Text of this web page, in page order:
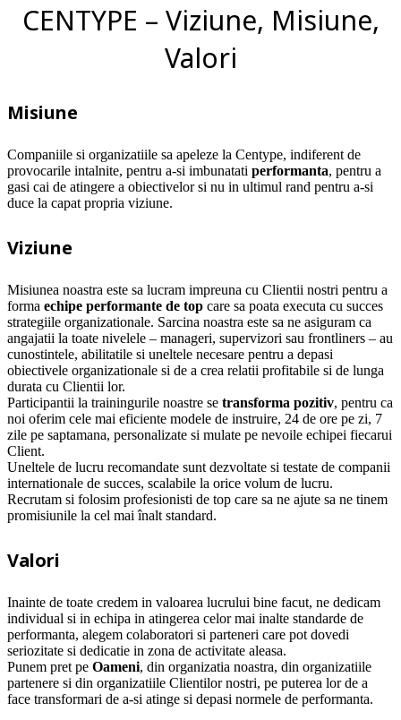
CENTYPE – Viziune, Misiune,
Valori
Misiune
Companiile si organizatiile sa apeleze la Centype, indiferent de
provocarile intalnite, pentru a-si imbunatati performanta, pentru a
gasi cai de atingere a obiectivelor si nu in ultimul rand pentru a-si
duce la capat propria viziune.
Viziune
Misiunea noastra este sa lucram impreuna cu Clientii nostri pentru a
forma echipe performante de top care sa poata executa cu succes
strategiile organizationale. Sarcina noastra este sa ne asiguram ca
angajatii la toate nivelele – manageri, supervizori sau frontliners – au
cunostintele, abilitatile si uneltele necesare pentru a depasi
obiectivele organizationale si de a crea relatii profitabile si de lunga
durata cu Clientii lor.
Participantii la trainingurile noastre se transforma pozitiv, pentru ca
noi oferim cele mai eficiente modele de instruire, 24 de ore pe zi, 7
zile pe saptamana, personalizate si mulate pe nevoile echipei fiecarui
Client.
Uneltele de lucru recomandate sunt dezvoltate si testate de companii
internationale de succes, scalabile la orice volum de lucru.
Recrutam si folosim profesionisti de top care sa ne ajute sa ne tinem
promisiunile la cel mai înalt standard.
Valori
Inainte de toate credem in valoarea lucrului bine facut, ne dedicam
individual si in echipa in atingerea celor mai inalte standarde de
performanta, alegem colaboratori si parteneri care pot dovedi
seriozitate si dedicatie in zona de activitate aleasa.
Punem pret pe Oameni, din organizatia noastra, din organizatiile
partenere si din organizatiile Clientilor nostri, pe puterea lor de a
face transformari de a-si atinge si depasi normele de performanta.